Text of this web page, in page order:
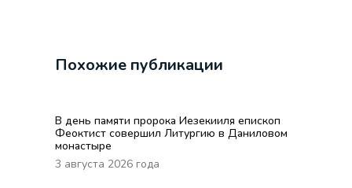
Похожие публикации
В день памяти пророка Иезекииля епископ
Феоктист совершил Литургию в Даниловом
монастыре
3 августа 2026 года